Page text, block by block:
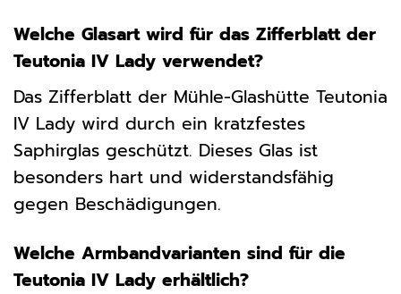
Welche Glasart wird für das Zifferblatt der
Teutonia IV Lady verwendet?
Das Zifferblatt der Mühle-Glashütte Teutonia
IV Lady wird durch ein kratzfestes
Saphirglas geschützt. Dieses Glas ist
besonders hart und widerstandsfähig
gegen Beschädigungen.
Welche Armbandvarianten sind für die
Teutonia IV Lady erhältlich?